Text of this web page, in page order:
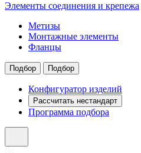
Элементы соединения и крепежа
Метизы
Монтажные элементы
Фланцы
Подбор Подбор
Конфигуратор изделий
Рассчитать нестандарт
Программа подбора